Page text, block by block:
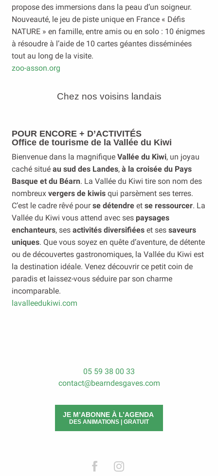
propose des immersions dans la peau d’un soigneur.
Nouveauté, le jeu de piste unique en France « Défis
NATURE » en famille, entre amis ou en solo : 10 énigmes
à résoudre à l’aide de 10 cartes géantes disséminées
tout au long de la visite.
zoo-asson.org
Chez nos voisins landais
POUR ENCORE + D’ACTIVITÉS
Office de tourisme de la Vallée du Kiwi
Bienvenue dans la magnifique Vallée du Kiwi, un joyau
caché situé au sud des Landes, à la croisée du Pays
Basque et du Béarn. La Vallée du Kiwi tire son nom des
nombreux vergers de kiwis qui parsèment ses terres.
C’est le cadre rêvé pourse détendre et se ressourcer. La
Vallée du Kiwi vous attend avec ses paysages
enchanteurs, ses activités diversifiées et ses saveurs
uniques. Que vous soyez en quête d’aventure, de détente
ou de découvertes gastronomiques, la Vallée du Kiwi est
la destination idéale. Venez découvrir ce petit coin de
paradis et laissez-vous séduire par son charme
incomparable.
lavalleedukiwi.com
05 59 38 00 33
contact@bearndesgaves.com
JE M’ABONNE À L’AGENDA
DES ANIMATIONS | GRATUIT